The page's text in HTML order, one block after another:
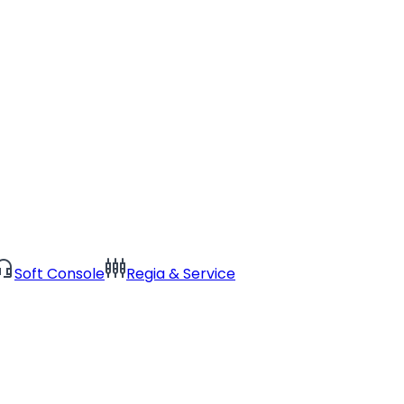
Soft Consolesettings_input_componentRegia & Service